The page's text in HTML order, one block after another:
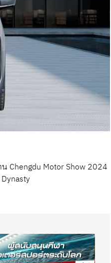
Chengdu Motor Show 2024